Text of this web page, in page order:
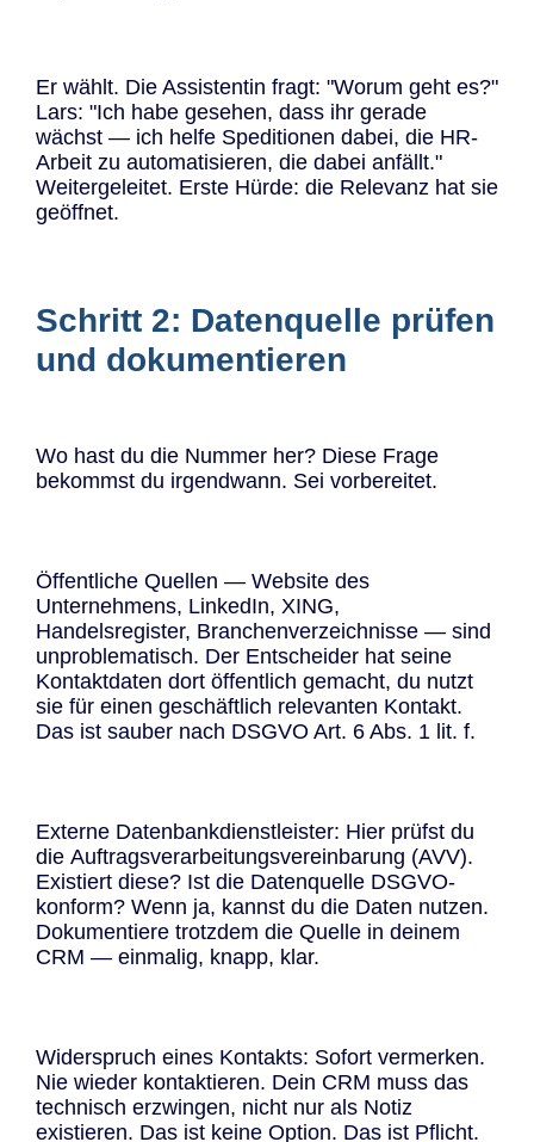
Er wählt. Die Assistentin fragt: "Worum geht es?"
Lars: "Ich habe gesehen, dass ihr gerade
wächst — ich helfe Speditionen dabei, die HR-
Arbeit zu automatisieren, die dabei anfällt."
Weitergeleitet. Erste Hürde: die Relevanz hat sie
geöffnet.
Schritt 2: Datenquelle prüfen
und dokumentieren
Wo hast du die Nummer her? Diese Frage
bekommst du irgendwann. Sei vorbereitet.
Öffentliche Quellen — Website des
Unternehmens, LinkedIn, XING,
Handelsregister, Branchenverzeichnisse — sind
unproblematisch. Der Entscheider hat seine
Kontaktdaten dort öffentlich gemacht, du nutzt
sie für einen geschäftlich relevanten Kontakt.
Das ist sauber nach DSGVO Art. 6 Abs. 1 lit. f.
Externe Datenbankdienstleister: Hier prüfst du
die Auftragsverarbeitungsvereinbarung (AVV).
Existiert diese? Ist die Datenquelle DSGVO-
konform? Wenn ja, kannst du die Daten nutzen.
Dokumentiere trotzdem die Quelle in deinem
CRM — einmalig, knapp, klar.
Widerspruch eines Kontakts: Sofort vermerken.
Nie wieder kontaktieren. Dein CRM muss das
technisch erzwingen, nicht nur als Notiz
existieren. Das ist keine Option. Das ist Pflicht.